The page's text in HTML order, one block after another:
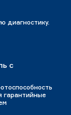
диагностику.
с
гарантийные